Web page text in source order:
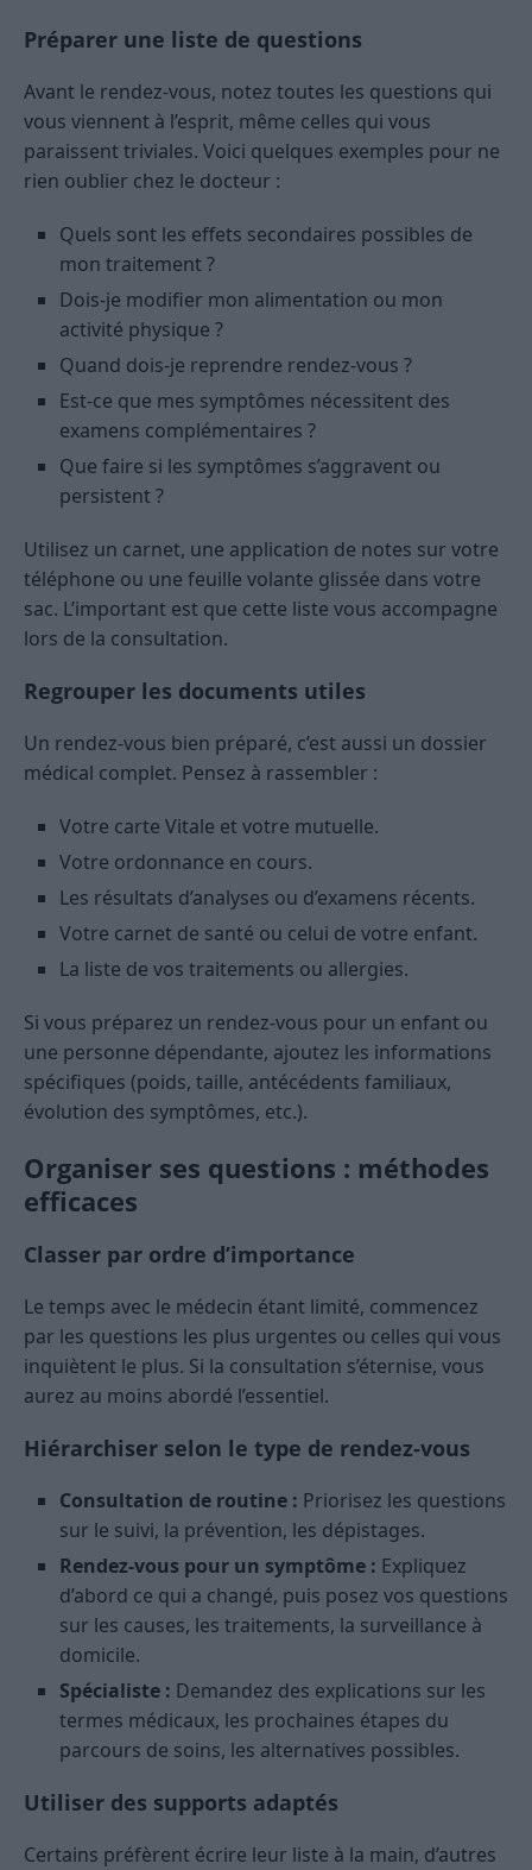
Préparer une liste de questions
Avant le rendez-vous, notez toutes les questions qui
vous viennent à l’esprit, même celles qui vous
paraissent triviales. Voici quelques exemples pour ne
rien oublier chez le docteur :
Quels sont les effets secondaires possibles de
mon traitement ?
Dois-je modifier mon alimentation ou mon
activité physique ?
Quand dois-je reprendre rendez-vous ?
Est-ce que mes symptômes nécessitent des
examens complémentaires ?
Que faire si les symptômes s’aggravent ou
persistent ?
Utilisez un carnet, une application de notes sur votre
téléphone ou une feuille volante glissée dans votre
sac. L’important est que cette liste vous accompagne
lors de la consultation.
Regrouper les documents utiles
Un rendez-vous bien préparé, c’est aussi un dossier
médical complet. Pensez à rassembler :
Votre carte Vitale et votre mutuelle.
Votre ordonnance en cours.
Les résultats d’analyses ou d’examens récents.
Votre carnet de santé ou celui de votre enfant.
La liste de vos traitements ou allergies.
Si vous préparez un rendez-vous pour un enfant ou
une personne dépendante, ajoutez les informations
spécifiques (poids, taille, antécédents familiaux,
évolution des symptômes, etc.).
Organiser ses questions : méthodes
efficaces
Classer par ordre d’importance
Le temps avec le médecin étant limité, commencez
par les questions les plus urgentes ou celles qui vous
inquiètent le plus. Si la consultation s’éternise, vous
aurez au moins abordé l’essentiel.
Hiérarchiser selon le type de rendez-vous
Consultation de routine : Priorisez les questions
sur le suivi, la prévention, les dépistages.
Rendez-vous pour un symptôme : Expliquez
d’abord ce qui a changé, puis posez vos questions
sur les causes, les traitements, la surveillance à
domicile.
Spécialiste : Demandez des explications sur les
termes médicaux, les prochaines étapes du
parcours de soins, les alternatives possibles.
Utiliser des supports adaptés
Certains préfèrent écrire leur liste à la main, d’autres